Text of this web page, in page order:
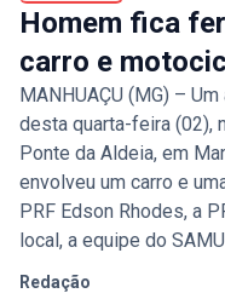
Homem fica
carro e
MANHUAÇU (MG) –
desta quarta-feira (02),
Ponte da Aldeia, em
envolveu um carro e
PRF Edson Rhodes, a
local, a equipe do
Redação